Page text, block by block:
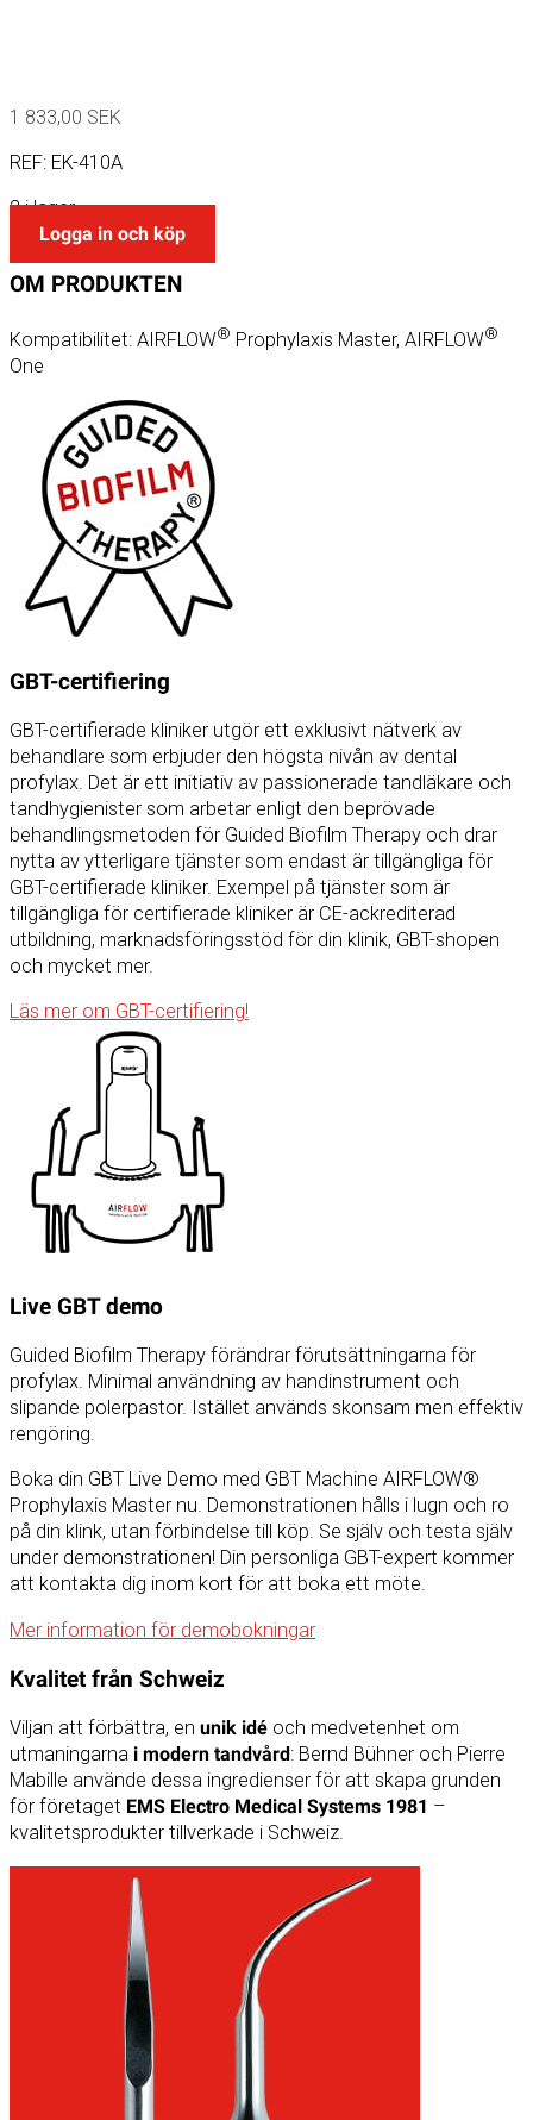
1 833,00 SEK
REF: EK-410A
2 i lager
Logga in och köp
OM PRODUKTEN
Kompatibilitet: AIRFLOW® Prophylaxis Master, AIRFLOW®
One
GBT-certifiering
GBT-certifierade kliniker utgör ett exklusivt nätverk av
behandlare som erbjuder den högsta nivån av dental
profylax. Det är ett initiativ av passionerade tandläkare och
tandhygienister som arbetar enligt den beprövade
behandlingsmetoden för Guided Biofilm Therapy och drar
nytta av ytterligare tjänster som endast är tillgängliga för
GBT-certifierade kliniker. Exempel på tjänster som är
tillgängliga för certifierade kliniker är CE-ackrediterad
utbildning, marknadsföringsstöd för din klinik, GBT-shopen
och mycket mer.
Läs mer om GBT-certifiering!
Live GBT demo
Guided Biofilm Therapy förändrar förutsättningarna för
profylax. Minimal användning av handinstrument och
slipande polerpastor. Istället används skonsam men effektiv
rengöring.
Boka din GBT Live Demo med GBT Machine AIRFLOW®
Prophylaxis Master nu. Demonstrationen hålls i lugn och ro
på din klink, utan förbindelse till köp. Se själv och testa själv
under demonstrationen! Din personliga GBT-expert kommer
att kontakta dig inom kort för att boka ett möte.
Mer information för demobokningar
Kvalitet från Schweiz
Viljan att förbättra, en unik idé och medvetenhet om
utmaningarna i modern tandvård: Bernd Bühner och Pierre
Mabille använde dessa ingredienser för att skapa grunden
för företaget EMS Electro Medical Systems 1981 –
kvalitetsprodukter tillverkade i Schweiz.